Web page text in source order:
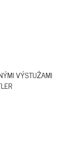
VÝSTUŽAMI